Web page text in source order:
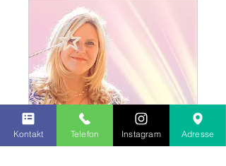
BUSINESS AURA-
Kontakt Telefon Instagram Adresse